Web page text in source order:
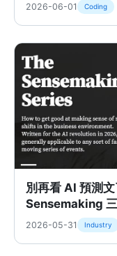
2026-06-01 Coding
別再看 AI 預測
Sensemaking
2026-05-31 Industry